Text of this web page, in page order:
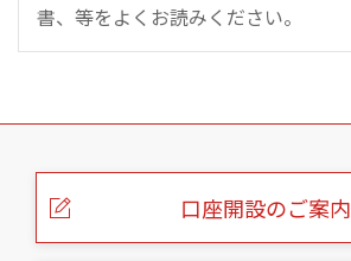
書、等をよくお読みください。
こ
口座開設のご案内